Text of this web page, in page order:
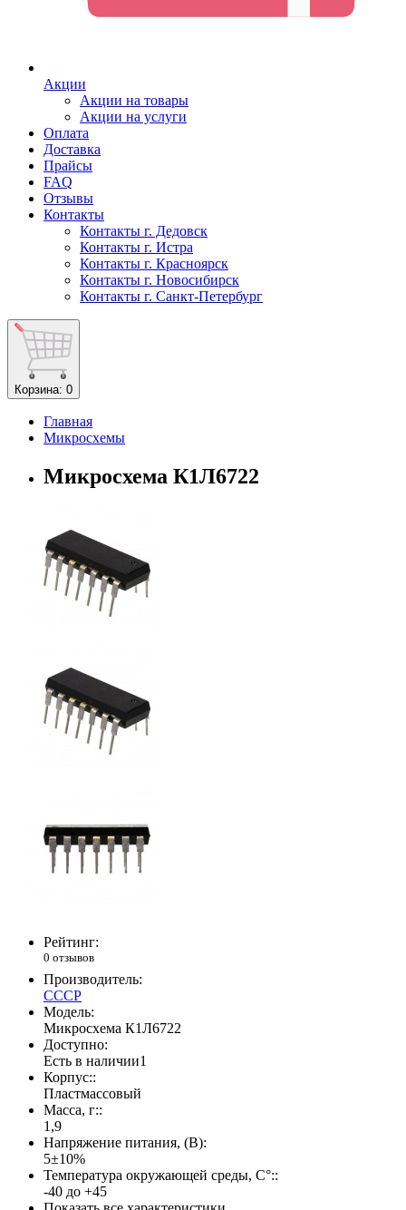
Акции
Акции на товары
Акции на услуги
Оплата
Доставка
Прайсы
FAQ
Отзывы
Контакты
Контакты г. Дедовск
Контакты г. Истра
Контакты г. Красноярск
Контакты г. Новосибирск
Контакты г. Санкт-Петербург
Корзина: 0
Главная
Микросхемы
Микросхема К1Л6722
Рейтинг:
0 отзывов
Производитель:
СССР
Модель:
Микросхема К1Л6722
Доступно:
Есть в наличии1
Корпус::
Пластмассовый
Масса, г::
1,9
Напряжение питания, (В):
5±10%
Температура окружающей среды, С°::
-40 до +45